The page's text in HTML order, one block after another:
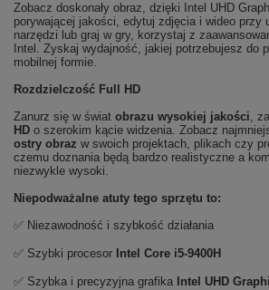
Zobacz doskonały obraz, dzięki Intel UHD
porywającej jakości, edytuj zdjęcia i wideo przy
narzędzi lub graj w gry, korzystaj z
Intel. Zyskaj wydajność, jakiej potrzebujesz do
mobilnej formie.
Rozdzielczość Full HD
Zanurz się w świat obrazu wysokiej jakości,
HD o szerokim kącie widzenia. Zobacz
ostry obraz w swoich projektach, plikach czy
czemu doznania będą bardzo realistyczne a
niezwykle wysoki.
Niepodważalne atuty tego sprzętu to:
✅ Niezawodność i szybkość działania
✅ Szybki procesor Intel Core i5-9400H
✅ Szybka i precyzyjna grafika Intel UHD